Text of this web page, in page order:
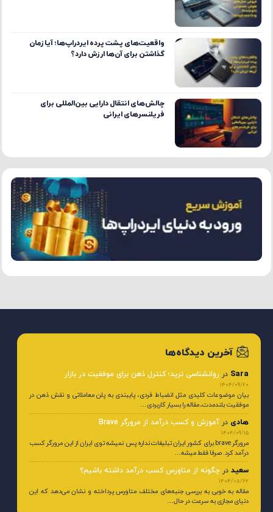
واقعیت‌های پشت پرده ایردراپ‌ها؛ آیا زمان
گذاشتن برای آن‌ها ارزش دارد؟
چالش‌های انتقال دارایی بین‌المللی برای
فریلنسرهای ایرانی
آخرین دیدگاه‌ها
Sara در روانشناسی ترید؛ کنترل ذهن برای موفقیت در بازار
1404/09/20
بیان موضوعات کلیدی مثل انضباط فردی، پایبندی به پلن معاملاتی و نقش ذهن در
موفقیت بلندمدت، مقاله را بسیار کاربردی…
هادی در آموزش و کسب درآمد از مرورگر Brave
1404/09/15
مرورگر brave برای کشور ایران تبلیغات نداره پس نمیشه توی ایران از این مرورگر کسب
درآمد کرد. صرفا فقط میشه…
سعید در چگونه از متاورس کسب درآمد داشته باشیم؟
1404/08/22
مقاله به خوبی به بررسی جنبه‌های مختلف متاورس پرداخته و نشان می‌دهد که این
دنیای مجازی به سرعت در حال…